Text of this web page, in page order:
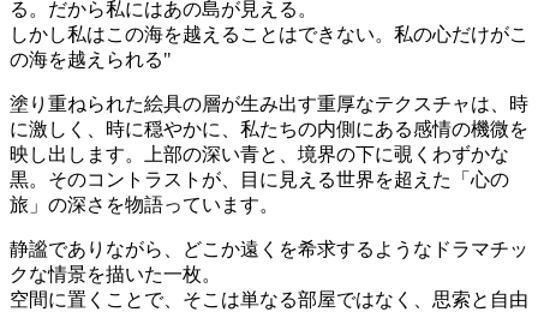
る。だから私にはあの島が見える。
しかし私はこの海を越えることはできない。私の心だけがこ
の海を越えられる"
塗り重ねられた絵具の層が生み出す重厚なテクスチャは、時
に激しく、時に穏やかに、私たちの内側にある感情の機微を
映し出します。上部の深い青と、境界の下に覗くわずかな
黒。そのコントラストが、目に見える世界を超えた「心の
旅」の深さを物語っています。
静謐でありながら、どこか遠くを希求するようなドラマチッ
クな情景を描いた一枚。
空間に置くことで、そこは単なる部屋ではなく、思索と自由